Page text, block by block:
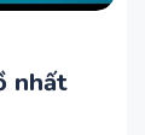
nhất